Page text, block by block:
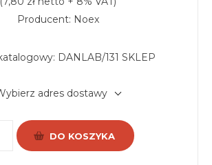
Producent: Noex
DANLAB/131 SKLEP
adres dostawy
DO KOSZYKA